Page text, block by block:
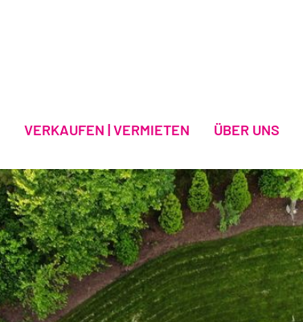
VERKAUFEN | VERMIETEN ÜBER UNS